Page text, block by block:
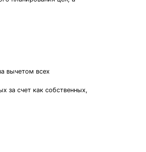
вычетом всех
за счет как собственных,